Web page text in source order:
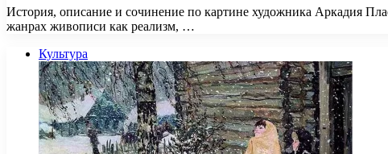
История, описание и сочинение по картине художника Аркадия
жанрах живописи как реализм, …
Культура